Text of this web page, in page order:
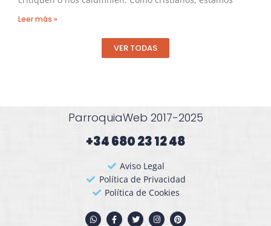
Leer más »
VER TODAS
ParroquiaWeb 2017-2025
+34 680 23 12 48​
Aviso Legal
Política de Privacidad
Política de Cookies
W
h
F
a
T
w
I
n
P
i